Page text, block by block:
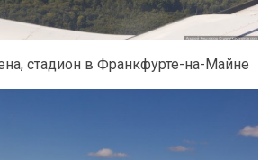
стадион в Франкфурте-на-Майне